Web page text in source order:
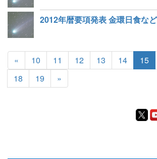
2012年暦要項発表 金環日食な
« 10 11 12 13 14 15
18
19 »